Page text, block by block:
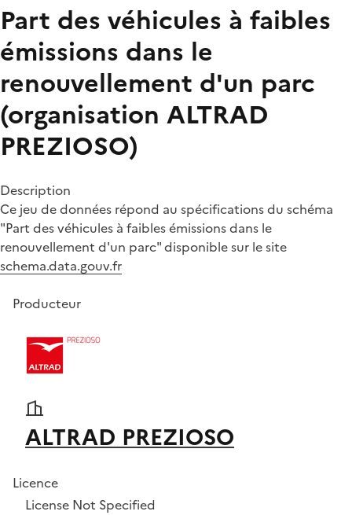
Part des véhicules à faibles
émissions dans le
renouvellement d'un parc
(organisation ALTRAD
PREZIOSO)
Description
Ce jeu de données répond au spécifications du schéma
"Part des véhicules à faibles émissions dans le
renouvellement d'un parc" disponible sur le site
schema.data.gouv.fr
Producteur
ALTRAD PREZIOSO
Licence
License Not Specified